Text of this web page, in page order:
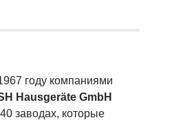
году компаниями
Hausgeräte GmbH
заводах, которые